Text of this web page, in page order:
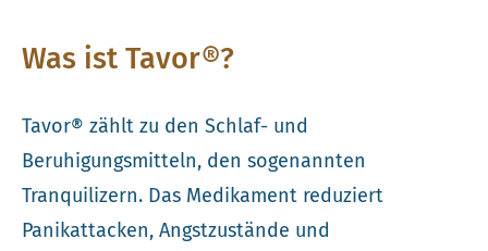
Was ist Tavor®?
Tavor® zählt zu den Schlaf- und
Beruhigungsmitteln, den sogenannten
Tranquilizern. Das Medikament reduziert
Panikattacken, Angstzustände und